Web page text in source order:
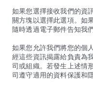
如果您選擇接收我們的資
關方塊以選擇此選項。如
隨時透過電子郵件告知我們
如果您允許我們將您的個
經這些資訊揭露給負責為
司或組織。若發生上述情
司遵守適用的資料保護和